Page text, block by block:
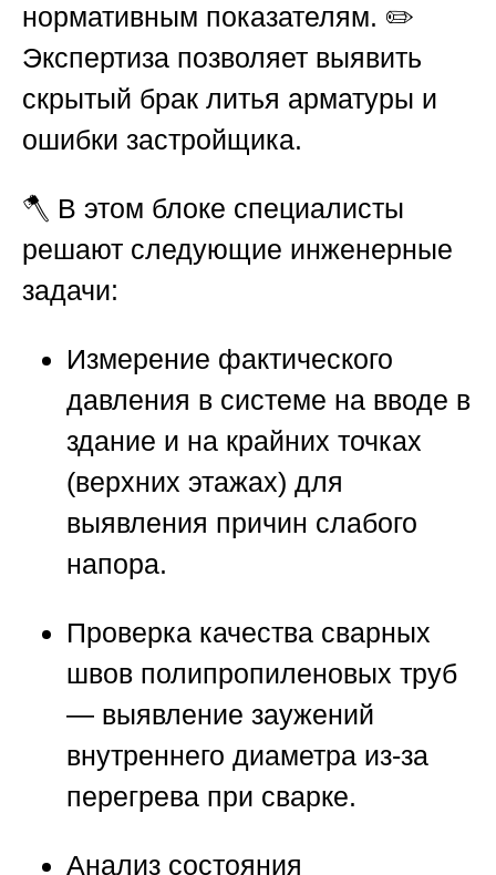
нормативным показателям. ✏️
Экспертиза позволяет выявить
скрытый брак литья арматуры и
ошибки застройщика.
🪓 В этом блоке специалисты
решают следующие инженерные
задачи:
Измерение фактического
давления в системе на вводе в
здание и на крайних точках
(верхних этажах) для
выявления причин слабого
напора.
Проверка качества сварных
швов полипропиленовых труб
— выявление заужений
внутреннего диаметра из-за
перегрева при сварке.
Анализ состояния